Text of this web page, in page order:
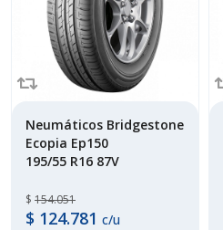
Neumáticos Bridgestone
Ecopia Ep150
195/55 R16 87V
$ 154.051
$ 124.781 c/u